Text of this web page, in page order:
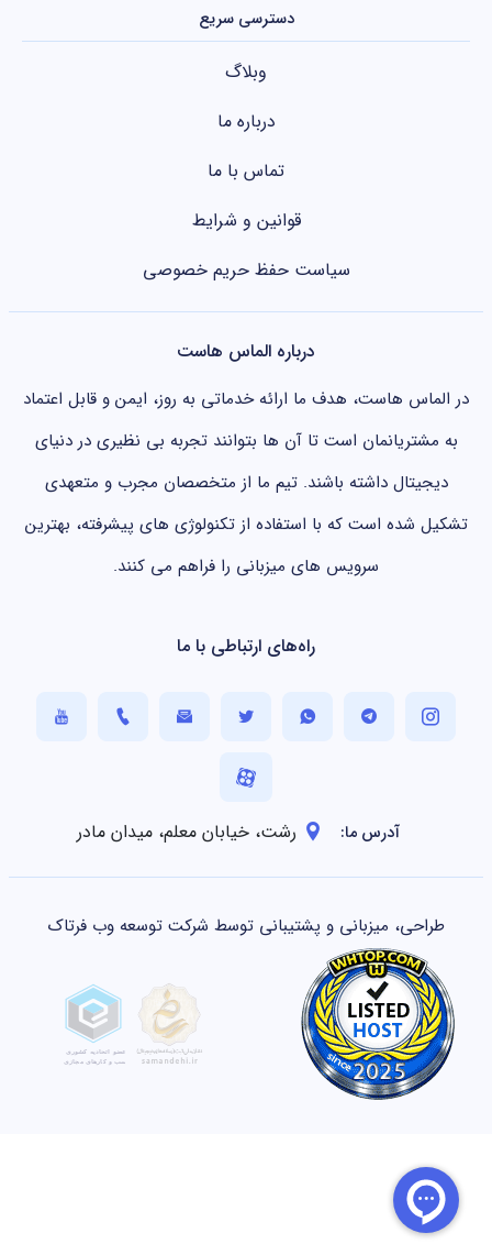
دسترسی سریع
وبلاگ
درباره ما
تماس با ما
قوانین و شرایط
سیاست حفظ حریم خصوصی
درباره الماس هاست
در الماس هاست، هدف ما ارائه خدماتی به روز، ایمن و قابل اعتماد
به مشتریانمان است تا آن ها بتوانند تجربه بی نظیری در دنیای
دیجیتال داشته باشند. تیم ما از متخصصان مجرب و متعهدی
تشکیل شده است که با استفاده از تکنولوژی های پیشرفته، بهترین
سرویس های میزبانی را فراهم می کنند.
راه‌های ارتباطی با ما
آدرس ما: رشت، خیابان معلم، میدان مادر
طراحی، میزبانی و پشتیبانی توسط شرکت توسعه وب فرتاک